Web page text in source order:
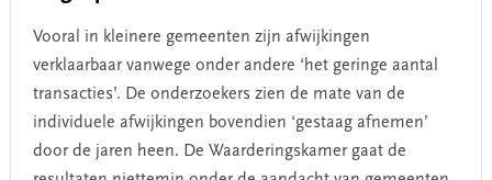
Vooral in kleinere gemeenten zijn afwijkingen
verklaarbaar vanwege onder andere ‘het geringe aantal
transacties’. De onderzoekers zien de mate van de
individuele afwijkingen bovendien ‘gestaag afnemen’
door de jaren heen. De Waarderingskamer gaat de